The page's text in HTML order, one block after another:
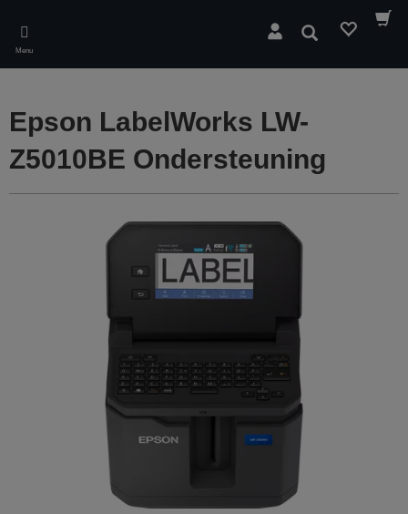
main
content
Menu
Zoeken
Epson LabelWorks LW-
Z5010BE Ondersteuning